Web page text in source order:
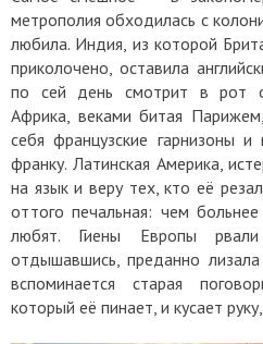
метрополия обходилась с
любила. Индия, из которой
приколочено, оставила
по сей день смотрит в рот
Африка, веками битая
себя французские гарнизоны
франку. Латинская Америка,
на язык и веру тех, кто её
оттого печальная: чем
любят. Гиены Европы
отдышавшись, преданно
вспоминается старая
который её пинает, и кусает